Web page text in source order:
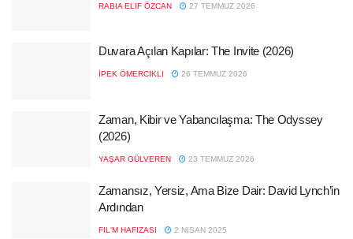
RABIA ELIF ÖZCAN 27 TEMMUZ 2026
Duvara Açılan Kapılar: The Invite (2026)
İPEK ÖMERCIKLI 26 TEMMUZ 2026
Zaman, Kibir ve Yabancılaşma: The Odyssey
(2026)
YAŞAR GÜLVEREN 23 TEMMUZ 2026
Zamansız, Yersiz, Ama Bize Dair: David Lynch’in
Ardından
FIL'M HAFIZASI 2 NISAN 2025